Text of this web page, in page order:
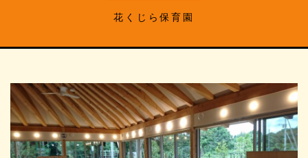
花くじら保育園